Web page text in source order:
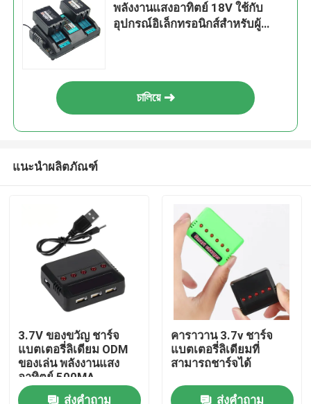
พลังงานแสงอาทิตย์ 18V ใช้กับ
อุปกรณ์อิเล็กทรอนิกส์สำหรับผู้
চালিয়ে
แนะนำผลิตภัณฑ์
3.7V ของขวัญ ชาร์จ
แบตเตอรี่ลิเดียม ODM
ของเล่น พลังงานแสง
อาทิตย์ 500MA
คาราวาน DC Output
ส่งคำถาม
คาราวาน 3.7v ชาร์จ
แบตเตอรี่ลิเดียมที่
สามารถชาร์จได้
ส่งคำถาม